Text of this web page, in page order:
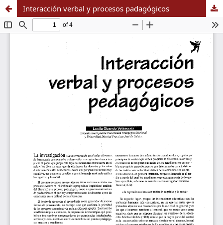
Interacción verbal y procesos padagógicos